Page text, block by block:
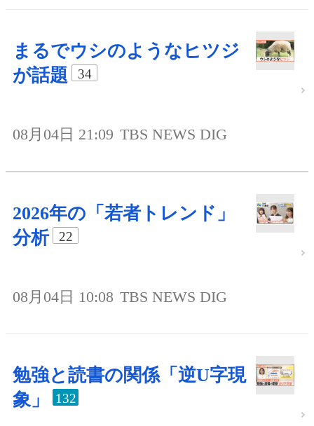
まるでウシのようなヒツジ
が話題
34
08月04日 21:09 TBS NEWS DIG
2026年の「若者トレンド」
分析
22
08月04日 10:08 TBS NEWS DIG
勉強と読書の関係「逆U字現
象」
132